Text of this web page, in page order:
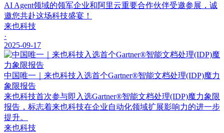
AI Agent领域的领军企业和阿里云重要合作伙伴受邀参展，诚
邀您共赴这场科技盛宴！
来也科技
·
2025-09-17
中国唯一｜来也科技入选首个Gartner®智能文档处理(IDP)魔力
象限报告
来也科技首次参与即入选Gartner®智能文档处理(IDP)魔力象限
报告，标志着来也科技在企业自动化领域扩展影响力的进一步
提升。
来也科技